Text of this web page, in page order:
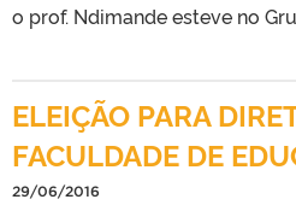
o prof. Ndimande esteve no
ELEIÇÃO PARA
FACULDADE DE
29/06/2016